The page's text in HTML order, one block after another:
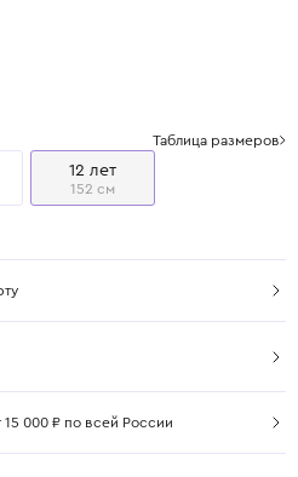
Таблица размеров
12 лет
152 см
15 000 ₽ по всей России